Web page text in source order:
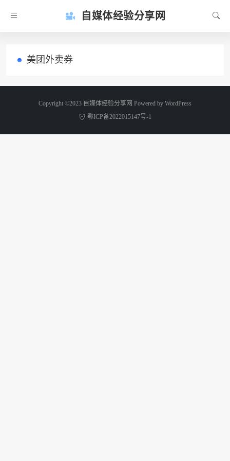
自媒体经验分享网
美团外卖券
Copyright ©2023 自媒体经验分享网 Powered by WordPress
鄂ICP备2022015147号-1